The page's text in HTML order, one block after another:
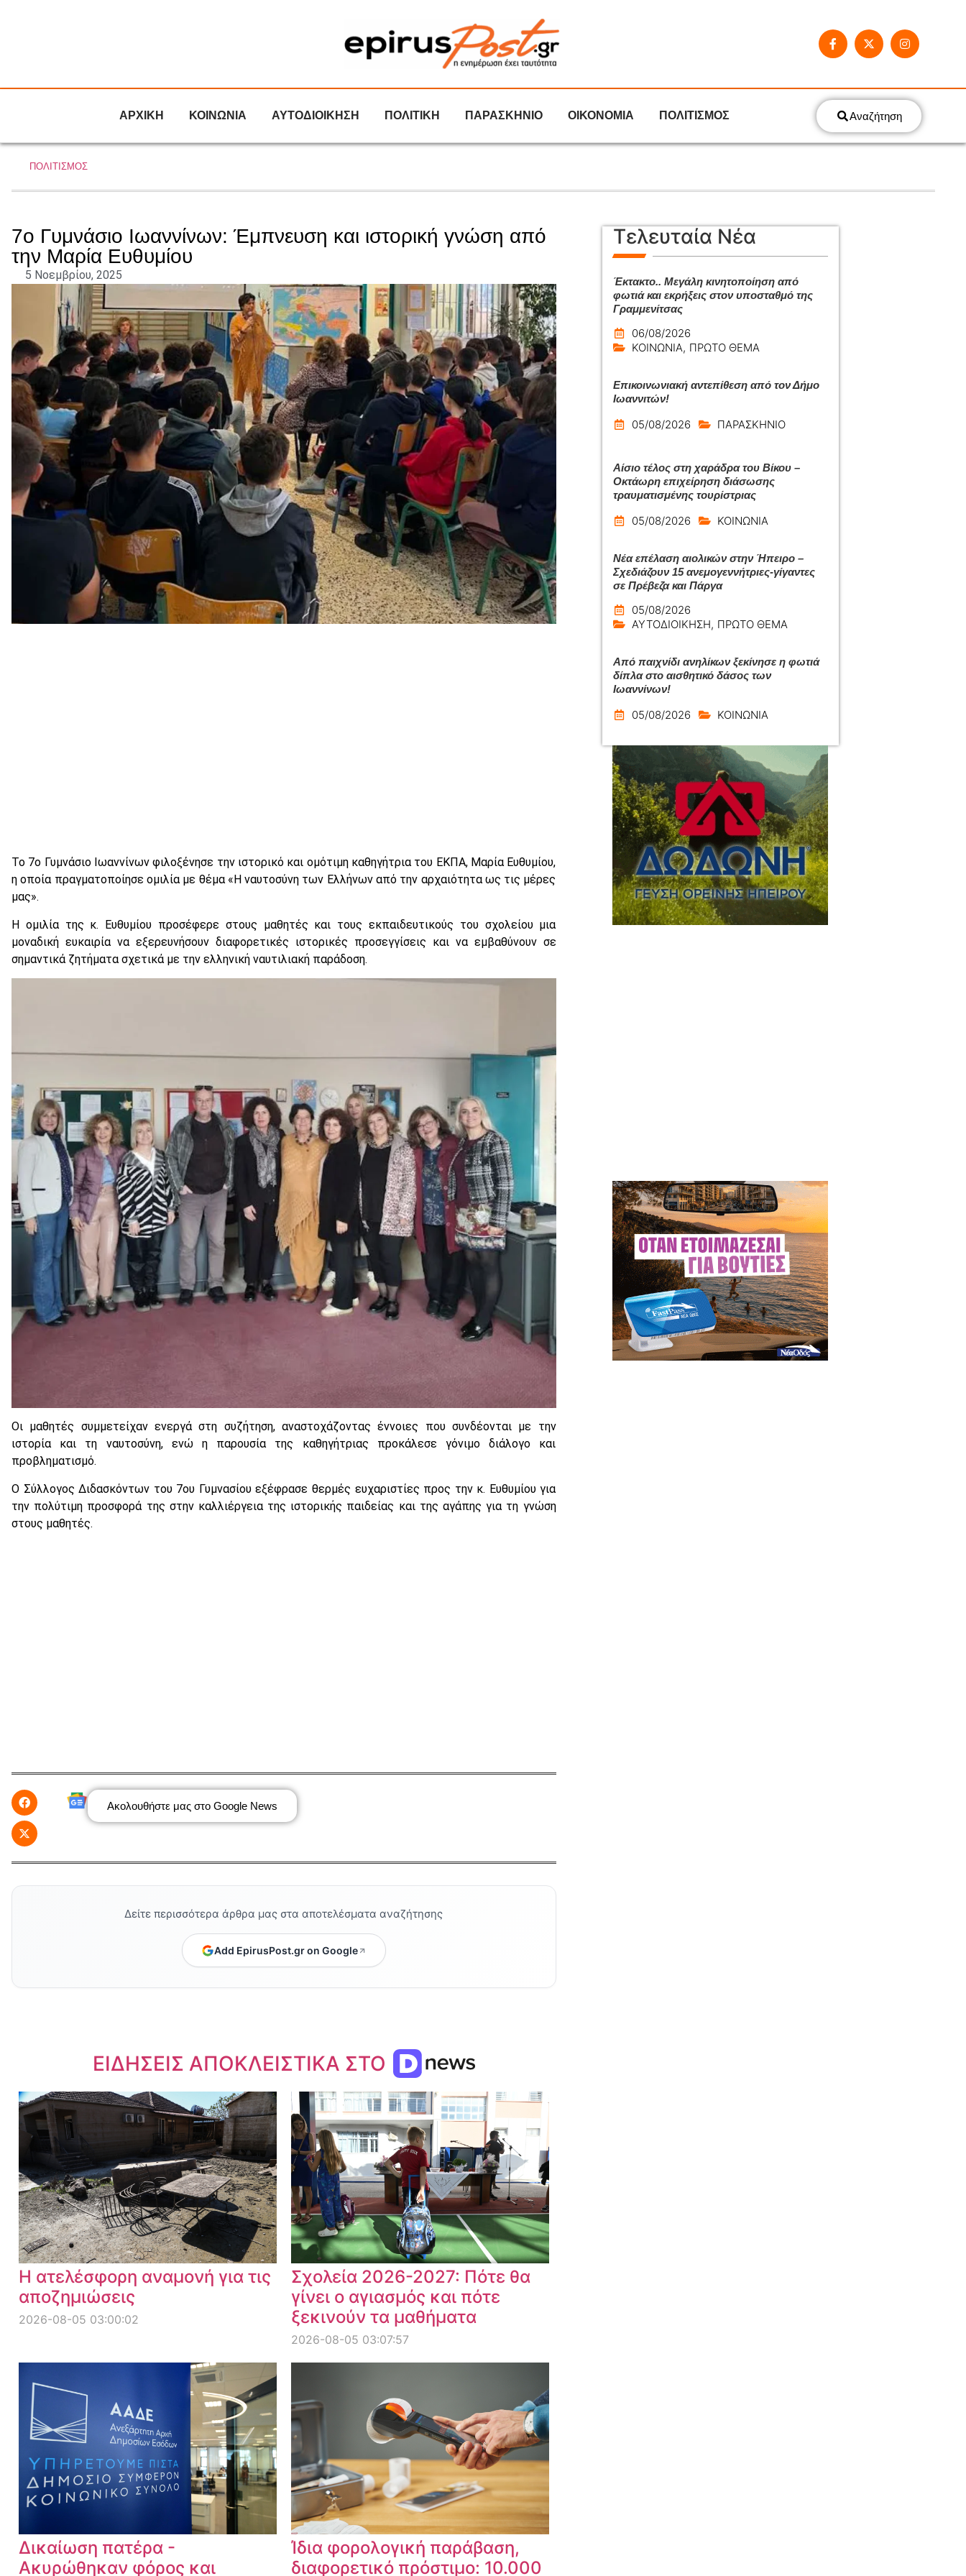
ΑΡΧΙΚΗ ΚΟΙΝΩΝΙΑ ΑΥΤΟΔΙΟΙΚΗΣΗ ΠΟΛΙΤΙΚΗ ΠΑΡΑΣΚΗΝΙΟ ΟΙΚΟΝΟΜΙΑ ΠΟΛΙΤΙΣΜΟΣ Αναζήτηση
ΠΟΛΙΤΙΣΜΟΣ
7ο Γυμνάσιο Ιωαννίνων: Έμπνευση και ιστορική γνώση από
την Μαρία Ευθυμίου
5 Νοεμβρίου, 2025
Το 7ο Γυμνάσιο Ιωαννίνων φιλοξένησε την ιστορικό και ομότιμη καθηγήτρια του ΕΚΠΑ, Μαρία Ευθυμίου,
η οποία πραγματοποίησε ομιλία με θέμα «Η ναυτοσύνη των Ελλήνων από την αρχαιότητα ως τις μέρες
μας».
Η ομιλία της κ. Ευθυμίου προσέφερε στους μαθητές και τους εκπαιδευτικούς του σχολείου μια
μοναδική ευκαιρία να εξερευνήσουν διαφορετικές ιστορικές προσεγγίσεις και να εμβαθύνουν σε
σημαντικά ζητήματα σχετικά με την ελληνική ναυτιλιακή παράδοση.
Οι μαθητές συμμετείχαν ενεργά στη συζήτηση, αναστοχάζοντας έννοιες που συνδέονται με την
ιστορία και τη ναυτοσύνη, ενώ η παρουσία της καθηγήτριας προκάλεσε γόνιμο διάλογο και
προβληματισμό.
Ο Σύλλογος Διδασκόντων του 7ου Γυμνασίου εξέφρασε θερμές ευχαριστίες προς την κ. Ευθυμίου για
την πολύτιμη προσφορά της στην καλλιέργεια της ιστορικής παιδείας και της αγάπης για τη γνώση
στους μαθητές.
Ακολουθήστε μας στο Google News
Δείτε περισσότερα άρθρα μας στα αποτελέσματα αναζήτησης
Add EpirusPost.gr on Google
ΕΙΔΗΣΕΙΣ ΑΠΟΚΛΕΙΣΤΙΚΑ ΣΤΟ
Dnews.gr
Η ατελέσφορη αναμονή για τις
αποζημιώσεις
2026-08-05 03:00:02
Σχολεία 2026-2027: Πότε θα
γίνει ο αγιασμός και πότε
ξεκινούν τα μαθήματα
2026-08-05 03:07:57
Δικαίωση πατέρα -
Ακυρώθηκαν φόρος και
Ίδια φορολογική παράβαση,
διαφορετικό πρόστιμο: 10.000
Τελευταία Νέα
Έκτακτο.. Μεγάλη κινητοποίηση από
φωτιά και εκρήξεις στον υποσταθμό της
Γραμμενίτσας
06/08/2026
ΚΟΙΝΩΝΙΑ, ΠΡΩΤΟ ΘΕΜΑ
Επικοινωνιακή αντεπίθεση από τον Δήμο
Ιωαννιτών!
05/08/2026 ΠΑΡΑΣΚΗΝΙΟ
Αίσιο τέλος στη χαράδρα του Βίκου –
Οκτάωρη επιχείρηση διάσωσης
τραυματισμένης τουρίστριας
05/08/2026 ΚΟΙΝΩΝΙΑ
Νέα επέλαση αιολικών στην Ήπειρο –
Σχεδιάζουν 15 ανεμογεννήτριες-γίγαντες
σε Πρέβεζα και Πάργα
05/08/2026
ΑΥΤΟΔΙΟΙΚΗΣΗ, ΠΡΩΤΟ ΘΕΜΑ
Από παιχνίδι ανηλίκων ξεκίνησε η φωτιά
δίπλα στο αισθητικό δάσος των
Ιωαννίνων!
05/08/2026 ΚΟΙΝΩΝΙΑ